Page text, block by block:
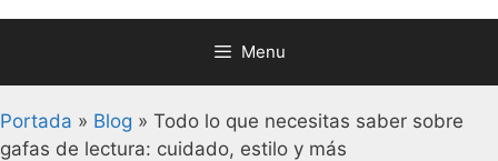
Menu
Portada » Blog » Todo lo que necesitas saber sobre
gafas de lectura: cuidado, estilo y más